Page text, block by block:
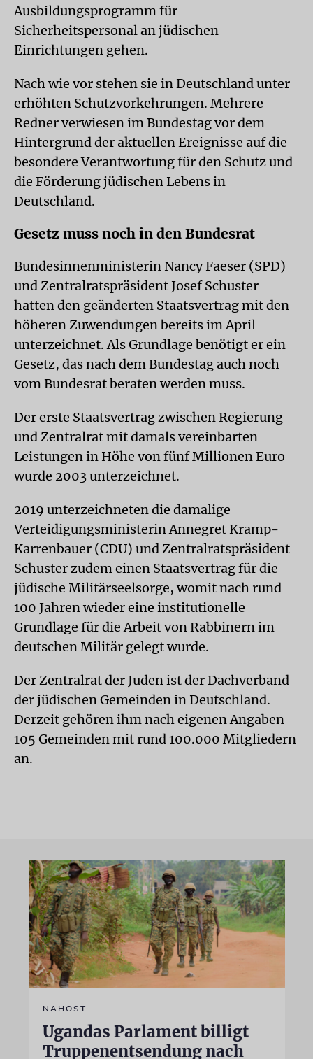
Ausbildungsprogramm für
Sicherheitspersonal an jüdischen
Einrichtungen gehen.
Nach wie vor stehen sie in Deutschland unter
erhöhten Schutzvorkehrungen. Mehrere
Redner verwiesen im Bundestag vor dem
Hintergrund der aktuellen Ereignisse auf die
besondere Verantwortung für den Schutz und
die Förderung jüdischen Lebens in
Deutschland.
Gesetz muss noch in den Bundesrat
Bundesinnenministerin Nancy Faeser (SPD)
und Zentralratspräsident Josef Schuster
hatten den geänderten Staatsvertrag mit den
höheren Zuwendungen bereits im April
unterzeichnet. Als Grundlage benötigt er ein
Gesetz, das nach dem Bundestag auch noch
vom Bundesrat beraten werden muss.
Der erste Staatsvertrag zwischen Regierung
und Zentralrat mit damals vereinbarten
Leistungen in Höhe von fünf Millionen Euro
wurde 2003 unterzeichnet.
2019 unterzeichneten die damalige
Verteidigungsministerin Annegret Kramp-
Karrenbauer (CDU) und Zentralratspräsident
Schuster zudem einen Staatsvertrag für die
jüdische Militärseelsorge, womit nach rund
100 Jahren wieder eine institutionelle
Grundlage für die Arbeit von Rabbinern im
deutschen Militär gelegt wurde.
Der Zentralrat der Juden ist der Dachverband
der jüdischen Gemeinden in Deutschland.
Derzeit gehören ihm nach eigenen Angaben
105 Gemeinden mit rund 100.000 Mitgliedern
an.
NAHOST
Ugandas Parlament billigt
Truppenentsendung nach